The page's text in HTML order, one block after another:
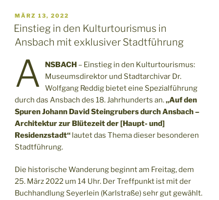
VERÖFFENTLICHT
AM
MÄRZ 13, 2022
Einstieg in den Kulturtourismus in
Ansbach mit exklusiver Stadtführung
A NSBACH– Einstieg in den Kulturtourismus:
Museumsdirektor und Stadtarchivar Dr.
Wolfgang Reddig bietet eine Spezialführung
durch das Ansbach des 18. Jahrhunderts an.„Auf den
Spuren Johann David Steingrubers durch Ansbach –
Architektur zur Blütezeit der [Haupt- und]
Residenzstadt“ lautet das Thema dieser besonderen
Stadtführung.
Die historische Wanderung beginnt am Freitag, dem
25. März 2022 um 14 Uhr. Der Treffpunkt ist mit der
Buchhandlung Seyerlein (Karlstraße) sehr gut gewählt.